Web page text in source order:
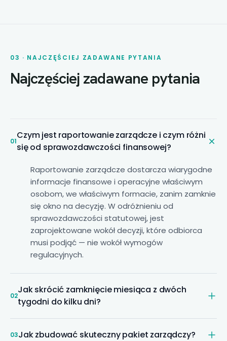
03 · NAJCZĘŚCIEJ ZADAWANE PYTANIA
Najczęściej zadawane pytania
01
Czym jest raportowanie zarządcze i czym różni
się od sprawozdawczości finansowej?
Raportowanie zarządcze dostarcza wiarygodne
informacje finansowe i operacyjne właściwym
osobom, we właściwym formacie, zanim zamknie
się okno na decyzję. W odróżnieniu od
sprawozdawczości statutowej, jest
zaprojektowane wokół decyzji, które odbiorca
musi podjąć — nie wokół wymogów
regulacyjnych.
02
Jak skrócić zamknięcie miesiąca z dwóch
tygodni do kilku dni?
03Jak zbudować skuteczny pakiet zarządczy?